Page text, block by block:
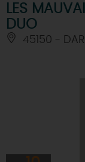
LES
DUO
45150 -